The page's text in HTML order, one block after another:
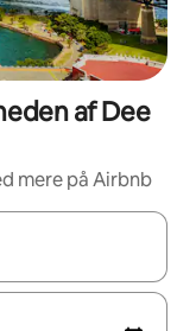
af Dee
mere på Airbnb
navigere med